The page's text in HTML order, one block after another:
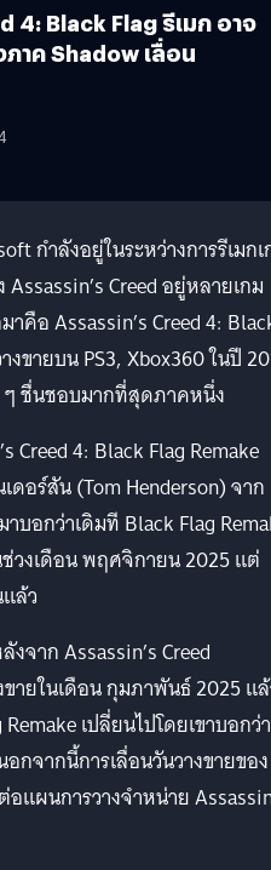
4: Black Flag รีเมก อาจ
าค Shadow เลื่อน
กำลังอยู่ในระหว่างการรีเมก
Creed อยู่หลายเกม
คือ Assassin’s Creed 4:
ขายบน PS3, Xbox360 ในปี
ชื่นชอบมากที่สุดภาคหนึ่ง
Creed 4: Black Flag Remake
อร์สัน (Tom Henderson) จาก
บอกว่าเดิมที Black Flag
วงเดือน พฤศจิกายน 2025 แต่
ล้ว
จาก Assassin’s Creed
ายในเดือน กุมภาพันธ์ 2025 แ
เปลี่ยนไปโดยเขาบอกว่า
กจากนี้การเลื่อนวันวางขายของ
แผนการวางจำหน่าย